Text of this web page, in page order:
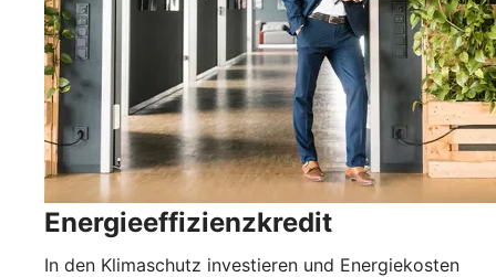
Energieeffizienzkredit
In den Klimaschutz investieren und Energiekosten